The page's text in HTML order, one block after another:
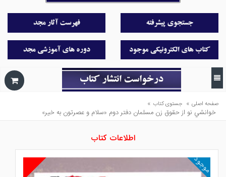
صفحه اصلی » جستوی کتاب »
خوانشي نو از حقوق زن مسلمان دفتر دوم «سلام و عصرتون به خير»
اطلاعات کتاب
موجود